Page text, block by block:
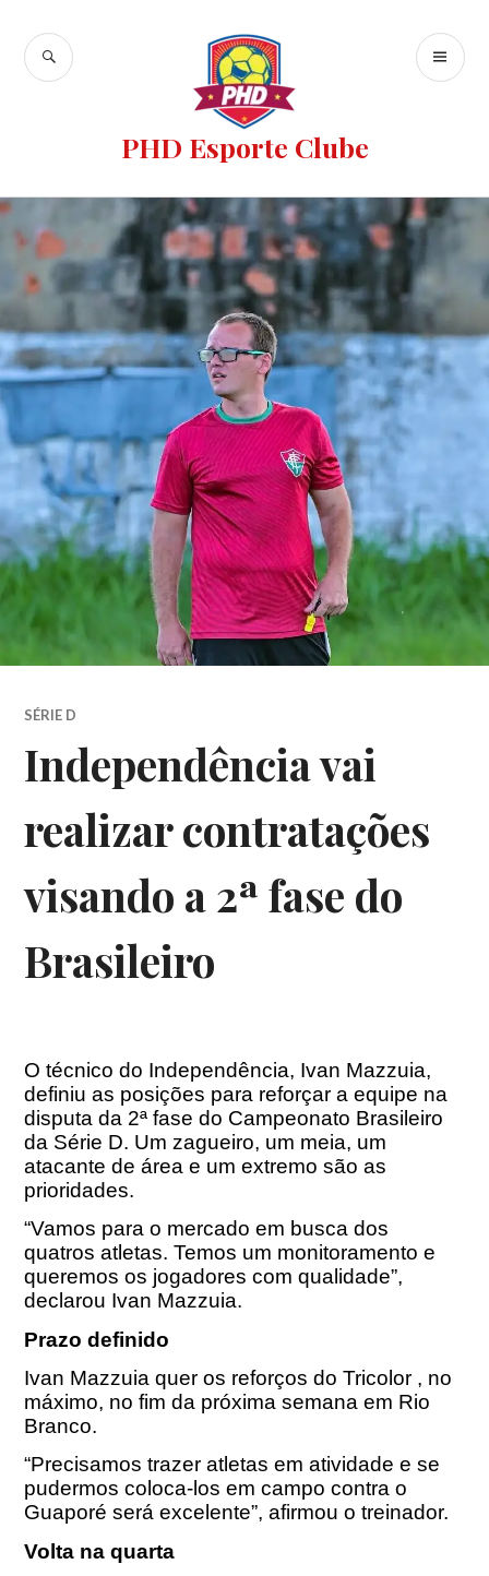
PHD Esporte Clube
SÉRIE D
Independência vai
realizar contratações
visando a 2ª fase do
Brasileiro
O técnico do Independência, Ivan Mazzuia,
definiu as posições para reforçar a equipe na
disputa da 2ª fase do Campeonato Brasileiro
da Série D. Um zagueiro, um meia, um
atacante de área e um extremo são as
prioridades.
“Vamos para o mercado em busca dos
quatros atletas. Temos um monitoramento e
queremos os jogadores com qualidade”,
declarou Ivan Mazzuia.
Prazo definido
Ivan Mazzuia quer os reforços do Tricolor , no
máximo, no fim da próxima semana em Rio
Branco.
“Precisamos trazer atletas em atividade e se
pudermos coloca-los em campo contra o
Guaporé será excelente”, afirmou o treinador.
Volta na quarta